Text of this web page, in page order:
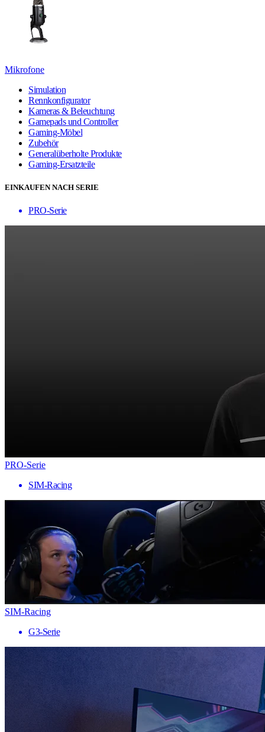
Mikrofone
Simulation
Rennkonfigurator
Kameras & Beleuchtung
Gamepads und Controller
Gaming-Möbel
Zubehör
Generalüberholte Produkte
Gaming-Ersatzteile
EINKAUFEN NACH SERIE
PRO-Serie
PRO-Serie
SIM-Racing
SIM-Racing
G3-Serie